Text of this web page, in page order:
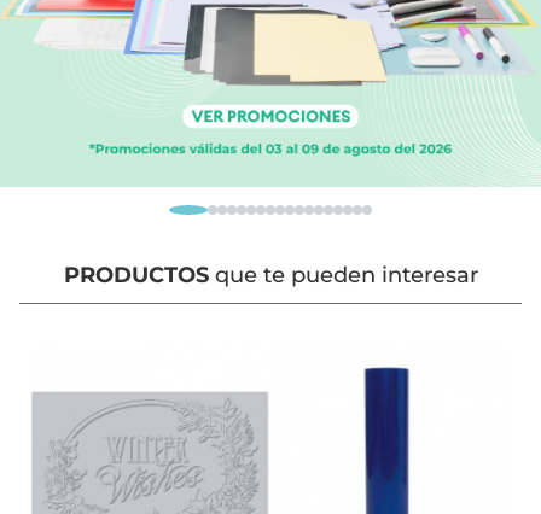
PRODUCTOSque te pueden interesar